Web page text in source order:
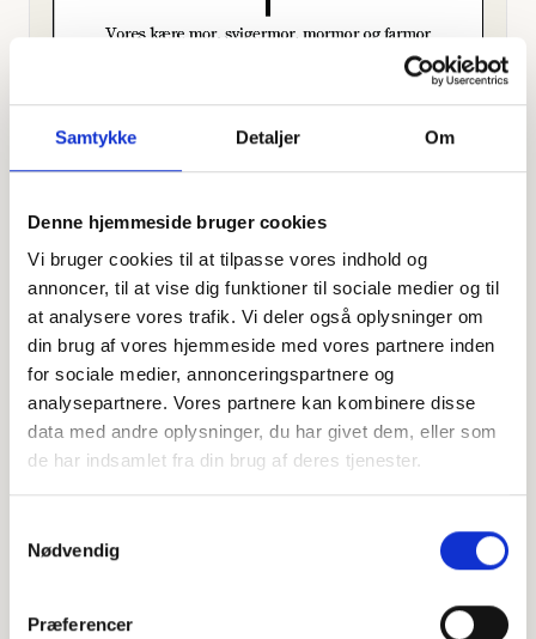
Samtykke Detaljer Om
Denne hjemmeside bruger cookies
Vi bruger cookies til at tilpasse vores indhold og
annoncer, til at vise dig funktioner til sociale medier og til
at analysere vores trafik. Vi deler også oplysninger om
din brug af vores hjemmeside med vores partnere inden
for sociale medier, annonceringspartnere og
analysepartnere. Vores partnere kan kombinere disse
data med andre oplysninger, du har givet dem, eller som
de har indsamlet fra din brug af deres tjenester.
Nødvendig
Præferencer
Offentligtgjort i Dagbladet Holstebro,
Struer og Lemvig d. 27. februar 2023
Højtideligheden
d. 3. marts 2023 kl. 13.00
Ulfkær Kirke
+
−
contributors